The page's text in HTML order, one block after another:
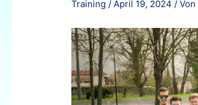
Training /April 19, 2024/ Von